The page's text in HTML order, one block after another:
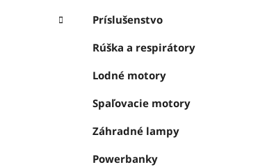
Príslušenstvo
Rúška a respirátory
Lodné motory
Spaľovacie motory
Záhradné lampy
Powerbanky